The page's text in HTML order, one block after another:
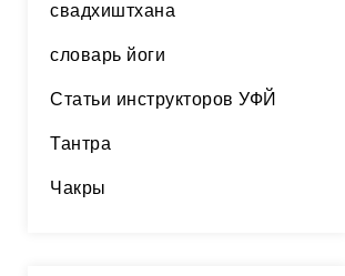
свадхиштхана
словарь йоги
Статьи инструкторов УФЙ
Тантра
Чакры